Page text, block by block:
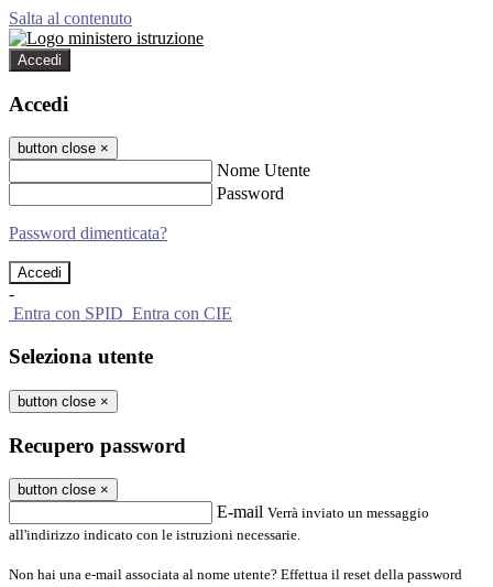
Salta al contenuto
Accedi
Accedi
button close ×
Nome Utente
Password
Password dimenticata?
-
Entra con SPID Entra con CIE
Seleziona utente
button close ×
Recupero password
button close ×
E-mail Verrà inviato un messaggio
all'indirizzo indicato con le istruzioni necessarie.
Non hai una e-mail associata al nome utente? Effettua il reset della password